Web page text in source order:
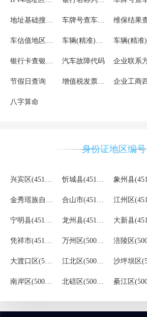
车牌号查车辆信息 维保结果
汽车故障代码
节假日查询 增值税发票文字识别OCR
八字算命
身份证地区编号
兴宾区(451302) 忻城县(451321)
金秀瑶族自治县(451324) 合山市(451381)
宁明县(451422) 龙州县(451423)
凭祥市(451481) 万州区(500101)
大渡口区(500104) 江北区(500105)
南岸区(500108) 北碚区(500109)